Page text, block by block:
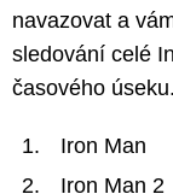
navazovat a
sledování celé
časového úseku.
Iron Man
Iron Man 2